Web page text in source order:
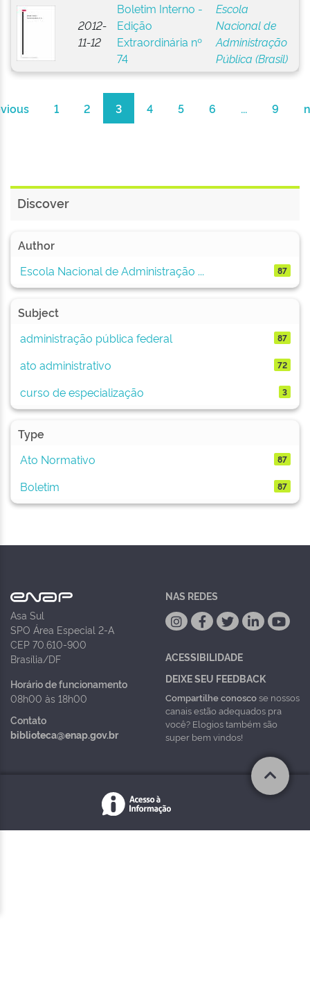
2012-
11-12
Boletim Interno -
Edição
Extraordinária nº
74
Escola
Nacional de
Administração
Pública (Brasil)
1 2 3 4 5 6 ... 9
Discover
Author
Escola Nacional de Administração ...
87
Subject
administração pública federal
87
ato administrativo 72
curso de especialização 3
Type
Ato Normativo
87
Boletim 87
Asa Sul
SPO Área Especial 2-A
CEP 70.610-900
Brasília/DF
Horário de funcionamento
08h00 às 18h00
Contato
biblioteca@enap.gov.br
NAS REDES
ACESSIBILIDADE
DEIXE SEU FEEDBACK
Compartilhe conoscose nossos
canais estão adequados pra
você? Elogios também são
super bem vindos!